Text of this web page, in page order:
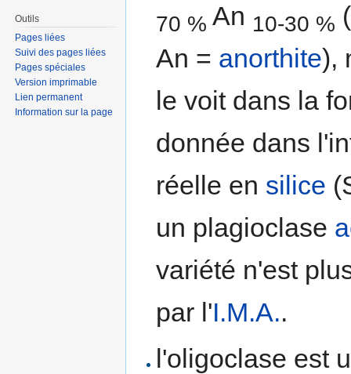
70 % An 10-30 %
An = anorthite),
le voit dans la
donnée dans
réelle en silice
un plagioclase
variété n'est
par l'I.M.A..
l'oligoclase est
Outils
Pages liées
Suivi des pages liées
Pages spéciales
Version imprimable
Lien permanent
Information sur la page